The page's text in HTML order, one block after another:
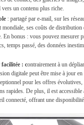
un contenu plus riche.
: partagé par e-mail, sur les
mondiale, ses coûts de
En bonus : vous pouvez mesurer
temps passé, des données
: contrairement à un
digitale peut être mise à jour en
pour les offres
rapides. De plus, il est accessible
connecté, offrant une